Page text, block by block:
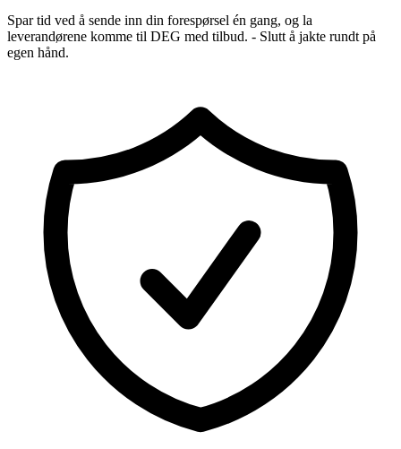
Spar tid ved å sende inn din forespørsel én gang, og la
leverandørene komme til DEG med tilbud. - Slutt å jakte rundt på
egen hånd.